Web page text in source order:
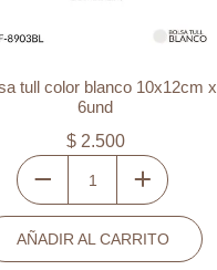
tull color blanco 10x12cm x
6und
$2.500
Bolsa
tull
color
blanco
AÑADIR AL CARRITO